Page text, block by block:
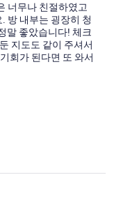
너무나 친절하였고
방 내부는 굉장히 청
말 좋았습니다! 체크
지도도 같이 주셔서
회가 된다면 또 와서